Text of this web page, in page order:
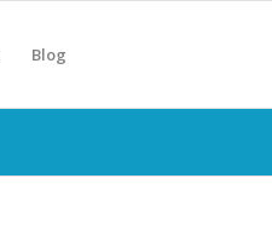
Blog